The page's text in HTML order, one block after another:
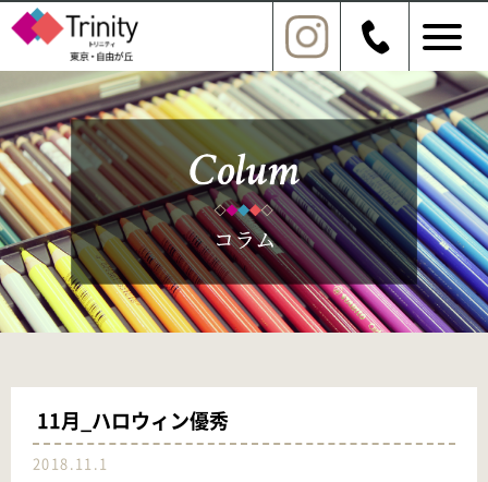
11月_ハロウィン優秀
2018.11.1